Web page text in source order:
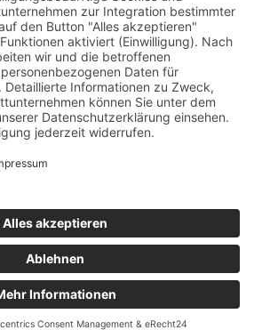
Elektromobilität mit
Electric Vehicles Policy 2026
zur Förderung von…
AGB Datenschutz
Cookie Einstellungen